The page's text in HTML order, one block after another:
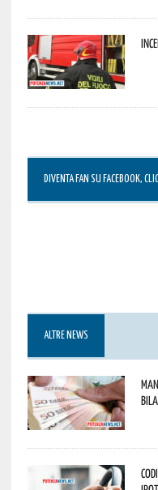
DIVENTA FAN SU FACEBOOK,
ALTRE NEWS